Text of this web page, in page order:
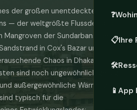
❓
📋Ihre
🛠️
📱 App
der großen unentdeckten
— der weltgrößte Flussdelta, die
der Sundarbans, der
in Cox's Bazar und das
Chaos in Dhaka.
sind noch ungewöhnlich genug,
außergewöhnliche Wärme zu
typisch für die